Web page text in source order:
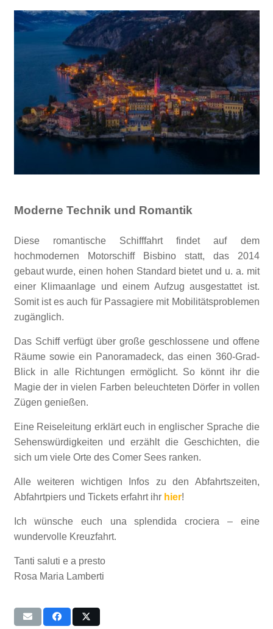
Moderne Technik und Romantik
Diese romantische Schifffahrt findet auf dem
hochmodernen Motorschiff Bisbino statt, das 2014
gebaut wurde, einen hohen Standard bietet und u. a. mit
einer Klimaanlage und einem Aufzug ausgestattet ist.
Somit ist es auch für Passagiere mit Mobilitätsproblemen
zugänglich.
Das Schiff verfügt über große geschlossene und offene
Räume sowie ein Panoramadeck, das einen 360-Grad-
Blick in alle Richtungen ermöglicht. So könnt ihr die
Magie der in vielen Farben beleuchteten Dörfer in vollen
Zügen genießen.
Eine Reiseleitung erklärt euch in englischer Sprache die
Sehenswürdigkeiten und erzählt die Geschichten, die
sich um viele Orte des Comer Sees ranken.
Alle weiteren wichtigen Infos zu den Abfahrtszeiten,
Abfahrtpiers und Tickets erfahrt ihr hier!
Ich wünsche euch una splendida crociera – eine
wundervolle Kreuzfahrt.
Tanti saluti e a presto
Rosa Maria Lamberti